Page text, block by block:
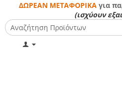
ΔΩΡΕΑΝ ΜΕΤΑΦΟΡΙΚΑ για
(ισχύουν